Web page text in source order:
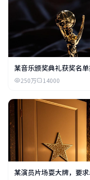
某音乐颁奖典礼获奖名
250万 14000
某演员片场耍大牌，要